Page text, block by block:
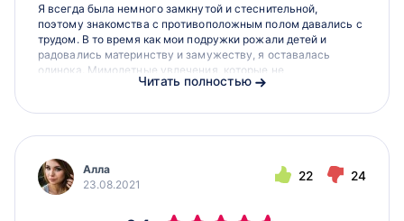
Я всегда была немного замкнутой и стеснительной,
поэтому знакомства с противоположным полом давались с
трудом. В то время как мои подружки рожали детей и
радовались материнству и замужеству, я оставалась
одинока. Мимолетные увлечения, которые не
заканчивались ничем серьезным, преследовали меня на...
Читать полностью
Алла
23.08.2021
22 24